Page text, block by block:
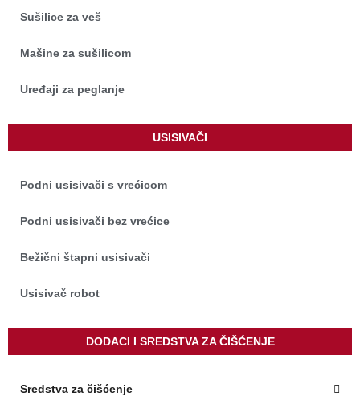
Sušilice za veš
Mašine za sušilicom
Uređaji za peglanje
USISIVAČI
Podni usisivači s vrećicom
Podni usisivači bez vrećice
Bežični štapni usisivači
Usisivač robot
DODACI I SREDSTVA ZA ČIŠĆENJE
Sredstva za čišćenje